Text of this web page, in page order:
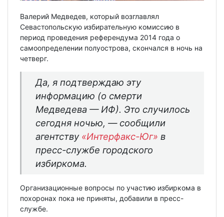
Валерий Медведев, который возглавлял
Севастопольскую избирательную комиссию в
период проведения референдума 2014 года о
самоопределении полуострова, скончался в ночь на
четверг.
Да, я подтверждаю эту
информацию (о смерти
Медведева — ИФ). Это случилось
сегодня ночью, — сообщили
агентству «Интерфакс-Юг» в
пресс-службе городского
избиркома.
Организационные вопросы по участию избиркома в
похоронах пока не приняты, добавили в пресс-
службе.